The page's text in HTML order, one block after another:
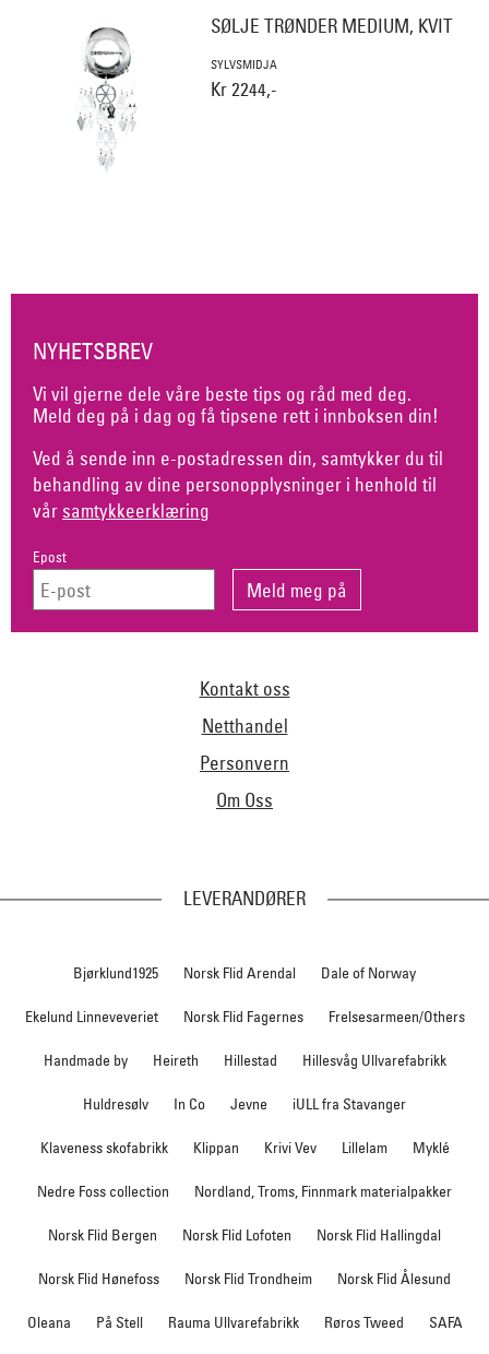
SØLJE TRØNDER MEDIUM, KVIT
SYLVSMIDJA
Kr 2244,-
NYHETSBREV
Vi vil gjerne dele våre beste tips og råd med deg.
Meld deg på i dag og få tipsene rett i innboksen din!
Ved å sende inn e-postadressen din, samtykker du til
behandling av dine personopplysninger i henhold til
vår samtykkeerklæring
Epost
Kontakt oss
Netthandel
Personvern
Om Oss
LEVERANDØRER
Bjørklund1925 Norsk Flid Arendal Dale of Norway
Ekelund Linneveveriet Norsk Flid Fagernes Frelsesarmeen/Others
Handmade by Heireth Hillestad Hillesvåg Ullvarefabrikk
Huldresølv In Co Jevne iULL fra Stavanger
Klaveness skofabrikk Klippan Krivi Vev Lillelam Myklé
Nedre Foss collection Nordland, Troms, Finnmark materialpakker
Norsk Flid Bergen Norsk Flid Lofoten Norsk Flid Hallingdal
Norsk Flid Hønefoss Norsk Flid Trondheim Norsk Flid Ålesund
Oleana På Stell Rauma Ullvarefabrikk Røros Tweed SAFA